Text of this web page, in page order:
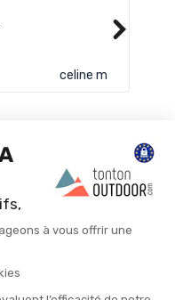
celine m